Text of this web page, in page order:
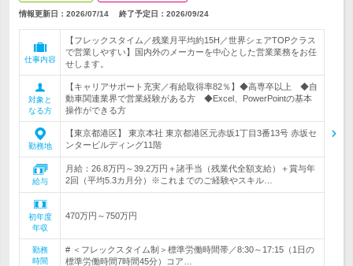
情報更新日：2026/07/14 終了予定日： 2026/09/24
仕事内容
【フレックスタイム／残業月平均約15H／世界シェアTOPクラス
で営業しやすい】国内外のメーカーを中心とした営業業務をお任
せします。
対象と
なる方
【キャリアサポート充実／有給取得率82％】◆高専卒以上 ◆自
動車関連業界で営業経験がある方 ◆Excel、PowerPointの基本
操作ができる方
勤務地
【東京都港区】 東京本社 東京都港区元赤坂1丁目3番13号 赤坂セ
ンタービルディング11階
給与
月給：26.8万円～39.2万円＋諸手当（残業代全額支給）＋賞与年
2回（平均5.3カ月分）※これまでのご経験やスキル…
初年度
年収
470万円～750万円
勤務
時間
# ＜フレックスタイム制＞標準労働時間帯／8:30～17:15（1日の
標準労働時間7時間45分）コア…